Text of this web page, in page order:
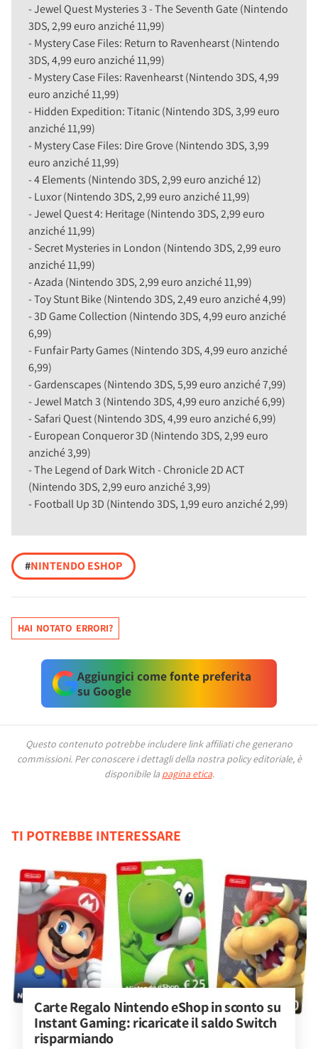
- Jewel Quest Mysteries 3 - The Seventh Gate (Nintendo
3DS, 2,99 euro anziché 11,99)
- Mystery Case Files: Return to Ravenhearst (Nintendo
3DS, 4,99 euro anziché 11,99)
- Mystery Case Files: Ravenhearst (Nintendo 3DS, 4,99
euro anziché 11,99)
- Hidden Expedition: Titanic (Nintendo 3DS, 3,99 euro
anziché 11,99)
- Mystery Case Files: Dire Grove (Nintendo 3DS, 3,99
euro anziché 11,99)
- 4 Elements (Nintendo 3DS, 2,99 euro anziché 12)
- Luxor (Nintendo 3DS, 2,99 euro anziché 11,99)
- Jewel Quest 4: Heritage (Nintendo 3DS, 2,99 euro
anziché 11,99)
- Secret Mysteries in London (Nintendo 3DS, 2,99 euro
anziché 11,99)
- Azada (Nintendo 3DS, 2,99 euro anziché 11,99)
- Toy Stunt Bike (Nintendo 3DS, 2,49 euro anziché 4,99)
- 3D Game Collection (Nintendo 3DS, 4,99 euro anziché
6,99)
- Funfair Party Games (Nintendo 3DS, 4,99 euro anziché
6,99)
- Gardenscapes (Nintendo 3DS, 5,99 euro anziché 7,99)
- Jewel Match 3 (Nintendo 3DS, 4,99 euro anziché 6,99)
- Safari Quest (Nintendo 3DS, 4,99 euro anziché 6,99)
- European Conqueror 3D (Nintendo 3DS, 2,99 euro
anziché 3,99)
- The Legend of Dark Witch - Chronicle 2D ACT
(Nintendo 3DS, 2,99 euro anziché 3,99)
- Football Up 3D (Nintendo 3DS, 1,99 euro anziché 2,99)
#NINTENDO ESHOP
HAI NOTATO ERRORI?
Aggiungici come fonte preferita
su Google
Questo contenuto potrebbe includere link affiliati che generano
commissioni. Per conoscere i dettagli della nostra policy editoriale, è
disponibile la pagina etica.
TI POTREBBE INTERESSARE
Carte Regalo Nintendo eShop in sconto su
Instant Gaming: ricaricate il saldo Switch
risparmiando